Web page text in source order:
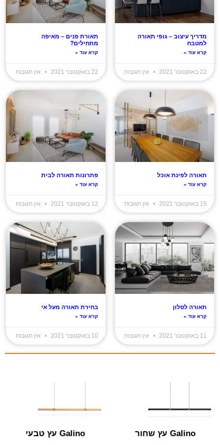
מדריך עיצוב – גופי תאורה
למטבח
קרא עוד »
22 באוקטובר 2021 אין תגובות
תאורת פנים – מאיפה
מתחילים?
קרא עוד »
22 באוקטובר 2021 אין תגובות
תאורה לפינת אוכל
קרא עוד »
15 באוקטובר 2021 אין תגובות
פתרונות תאורה לבית
קרא עוד »
12 באוקטובר 2021 אין תגובות
תאורה לסלון
קרא עוד »
11 באוקטובר 2021 אין תגובות
בחירת תאורה מעל אי
קרא עוד »
10 באוקטובר 2021 אין תגובות
Galino עץ שחור Galino עץ טבעי